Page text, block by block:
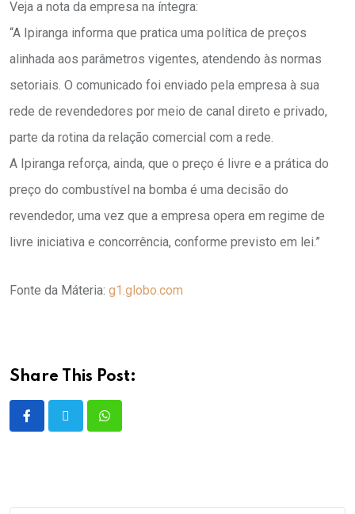
Veja a nota da empresa na íntegra:
“A Ipiranga informa que pratica uma política de preços
alinhada aos parâmetros vigentes, atendendo às normas
setoriais. O comunicado foi enviado pela empresa à sua
rede de revendedores por meio de canal direto e privado,
parte da rotina da relação comercial com a rede.
A Ipiranga reforça, ainda, que o preço é livre e a prática do
preço do combustível na bomba é uma decisão do
revendedor, uma vez que a empresa opera em regime de
livre iniciativa e concorrência, conforme previsto em lei.”
Fonte da Máteria: g1.globo.com
Share This Post: